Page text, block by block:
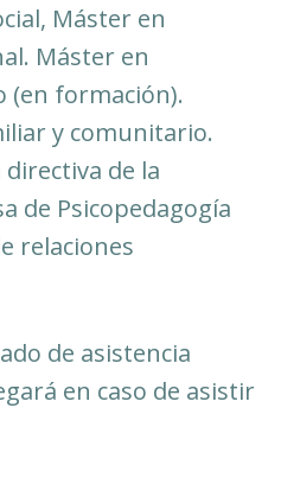
Máster en
Máster en
(en formación).
y comunitario.
de la
de Psicopedagogía
relaciones
de asistencia
en caso de asistir